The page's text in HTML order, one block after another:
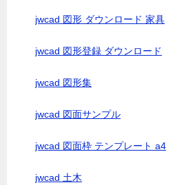
jwcad 図形 ダウンロード 家具
jwcad 図形登録 ダウンロード
jwcad 図形集
jwcad 図面サンプル
jwcad 図面枠 テンプレート a4
jwcad 土木